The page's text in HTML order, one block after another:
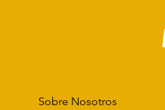
Sobre Nosotros